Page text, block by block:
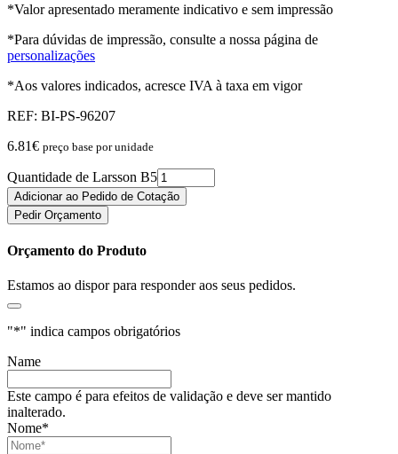
*Valor apresentado meramente indicativo e sem impressão
*Para dúvidas de impressão, consulte a nossa página de
personalizações
*Aos valores indicados, acresce IVA à taxa em vigor
REF: BI-PS-96207
6.81€ preço base por unidade
Quantidade de Larsson B5
Adicionar ao Pedido de Cotação
Pedir Orçamento
Orçamento do Produto
Estamos ao dispor para responder aos seus pedidos.
"*" indica campos obrigatórios
Name
Este campo é para efeitos de validação e deve ser mantido
inalterado.
Nome*